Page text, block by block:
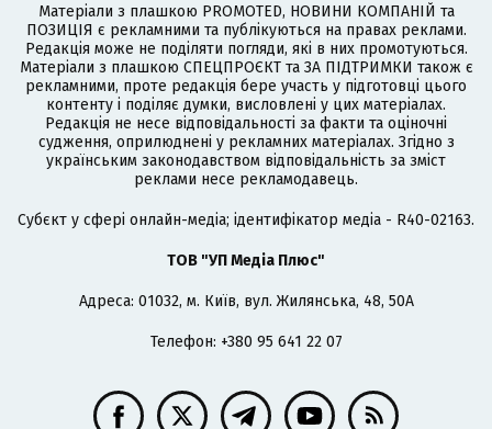
Матеріали з плашкою PROMOTED, НОВИНИ КОМПАНІЙ та
ПОЗИЦІЯ є рекламними та публікуються на правах реклами.
Редакція може не поділяти погляди, які в них промотуються.
Матеріали з плашкою СПЕЦПРОЄКТ та ЗА ПІДТРИМКИ також є
рекламними, проте редакція бере участь у підготовці цього
контенту і поділяє думки, висловлені у цих матеріалах.
Редакція не несе відповідальності за факти та оціночні
судження, оприлюднені у рекламних матеріалах. Згідно з
українським законодавством відповідальність за зміст
реклами несе рекламодавець.
Cубєкт у сфері онлайн-медіа; ідентифікатор медіа - R40-02163.
ТОВ "УП Медіа Плюс"
Адреса: 01032, м. Київ, вул. Жилянська, 48, 50А
Телефон: +380 95 641 22 07